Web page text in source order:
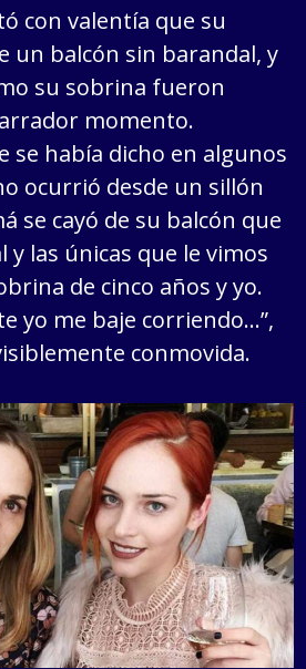
con valentía que su
un balcón sin barandal, y
su sobrina fueron
momento.
se había dicho en algunos
ocurrió desde un sillón
se cayó de su balcón que
las únicas que le vimos
de cinco años y yo.
yo me baje corriendo…”,
conmovida.